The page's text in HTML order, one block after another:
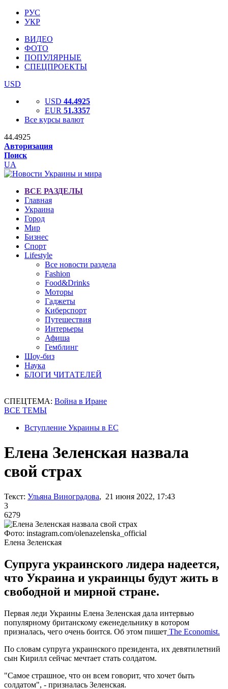
РУС
УКР
ВИДЕО
ФОТО
ПОПУЛЯРНЫЕ
СПЕЦПРОЕКТЫ
USD
USD 44.4925
EUR 51.3357
Все курсы валют
44.4925
Авторизация
Поиск
UA
ВСЕ РАЗДЕЛЫ
Главная
Украина
Город
Мир
Бизнес
Спорт
Lifestyle
Все новости раздела
Fashion
Food&Drinks
Моторы
Гаджеты
Киберспорт
Путешествия
Интерьеры
Афиша
Гемблинг
Шоу-биз
Наука
БЛОГИ ЧИТАТЕЛЕЙ
СПЕЦТЕМА: Война в Иране
ВСЕ ТЕМЫ
Вступление Украины в ЕС
Елена Зеленская назвала
свой страх
Текст: Ульяна Виноградова, 21 июня 2022, 17:43
3
6279
Фото: instagram.com/olenazelenska_official
Елена Зеленская
Супруга украинского лидера надеется,
что Украина и украинцы будут жить в
свободной и мирной стране.
Первая леди Украины Елена Зеленская дала интервью
популярному британскому еженедельнику в котором
призналась, чего очень боится. Об этом пишет The Economist.
По словам супруга украинского президента, их девятилетний
сын Кирилл сейчас мечтает стать солдатом.
"Самое страшное, что он всем говорит, что хочет быть
солдатом", - призналась Зеленская.